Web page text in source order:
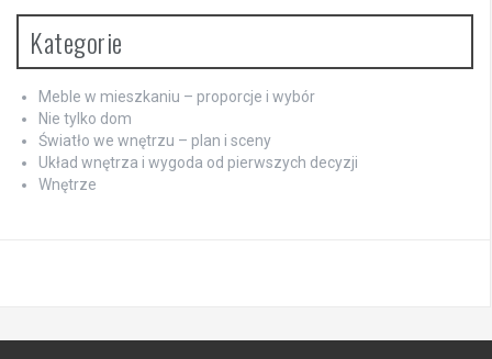
Kategorie
Meble w mieszkaniu – proporcje i wybór
Nie tylko dom
Światło we wnętrzu – plan i sceny
Układ wnętrza i wygoda od pierwszych decyzji
Wnętrze